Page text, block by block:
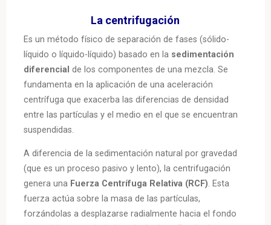
La centrifugación
Es un método físico de separación de fases (sólido-
líquido o líquido-líquido) basado en la sedimentación
diferencial de los componentes de una mezcla. Se
fundamenta en la aplicación de una aceleración
centrífuga que exacerba las diferencias de densidad
entre las partículas y el medio en el que se encuentran
suspendidas.
A diferencia de la sedimentación natural por gravedad
(que es un proceso pasivo y lento), la centrifugación
genera una Fuerza Centrífuga Relativa (RCF). Esta
fuerza actúa sobre la masa de las partículas,
forzándolas a desplazarse radialmente hacia el fondo